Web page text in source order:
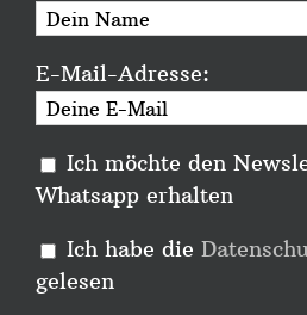
E-Mail-Adresse:
Ich möchte den
Whatsapp erhalten
Ich habe die
gelesen